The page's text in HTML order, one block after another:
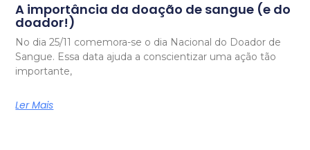
A importância da doação de sangue (e do
doador!)
No dia 25/11 comemora-se o dia Nacional do Doador de
Sangue. Essa data ajuda a conscientizar uma ação tão
importante,
Ler Mais